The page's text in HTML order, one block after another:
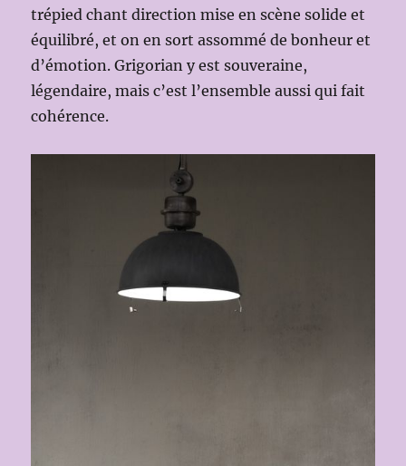
trépied chant direction mise en scène solide et
équilibré, et on en sort assommé de bonheur et
d’émotion. Grigorian y est souveraine,
légendaire, mais c’est l’ensemble aussi qui fait
cohérence.